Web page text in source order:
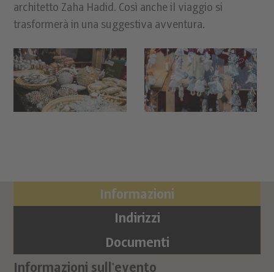
architetto Zaha Hadid. Così anche il viaggio si
trasformerà in una suggestiva avventura.
Informazioni sull'evento
Informazioni
Indirizzi
Documenti